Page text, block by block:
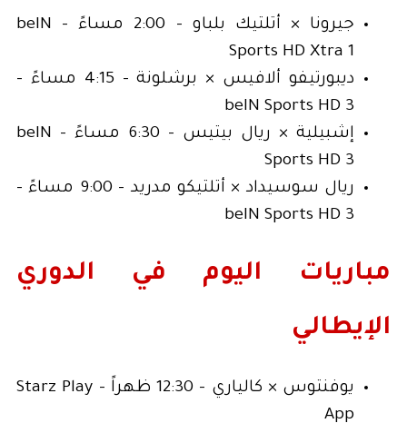
جيرونا × أتلتيك بلباو - 2:00 مساءً - beIN
Sports HD Xtra 1
ديبورتيفو ألافيس × برشلونة - 4:15 مساءً -
beIN Sports HD 3
إشبيلية × ريال بيتيس - 6:30 مساءً - beIN
Sports HD 3
ريال سوسيداد × أتلتيكو مدريد - 9:00 مساءً -
beIN Sports HD 3
مباريات اليوم في الدوري
الإيطالي
يوفنتوس × كالياري - 12:30 ظهراً - Starz Play
App